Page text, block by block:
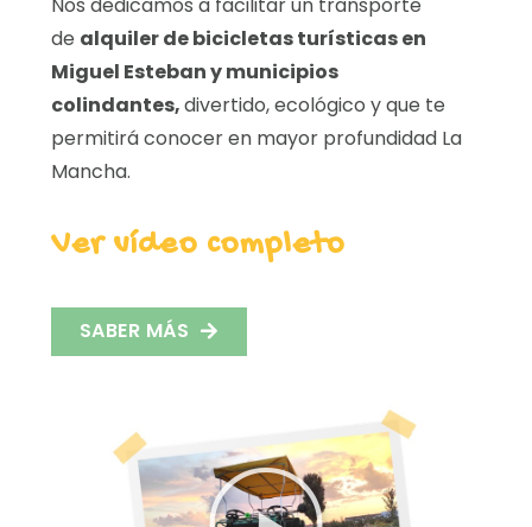
de alquiler de bicicletas turísticas en
Miguel Esteban y municipios
colindantes,divertido, ecológico y que te
permitirá conocer en mayor profundidad La
Mancha.
Ver vídeo completo
SABER MÁS